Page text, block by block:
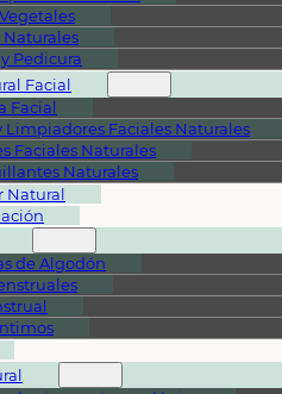
Naturales
Pedicura
Facial
Facial
Limpiadores Faciales Naturales
Faciales Naturales
Naturales
Natural
de Algodón